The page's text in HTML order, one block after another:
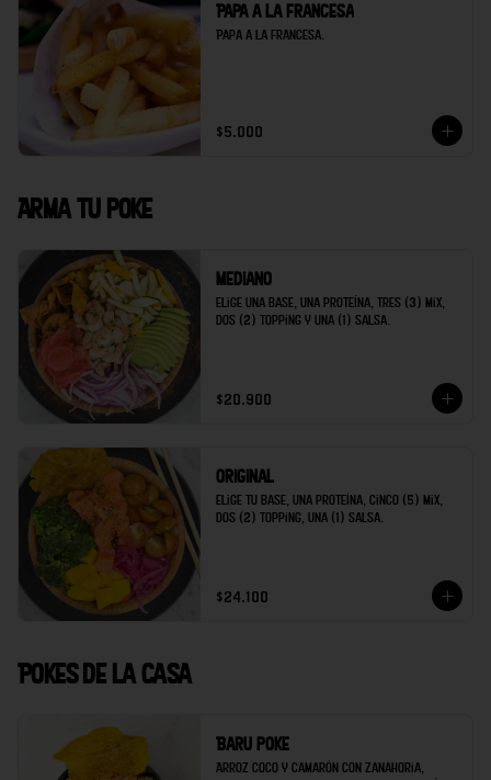
Papa a la francesa
Papa a la francesa.
$5.000
Arma tu poke
Mediano
Elige una base, una proteína, tres (3) mix,
dos (2) topping y una (1) salsa.
$20.900
Original
Elige tu base, una proteína, cinco (5) mix,
dos (2) topping, una (1) salsa.
$24.100
Pokes de la casa
Baru poke
Arroz coco y camarón con zanahoria,